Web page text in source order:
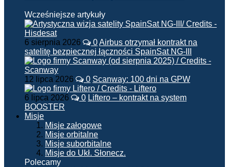
Wcześniejsze artykuły
6 sierpnia 2026 0Airbus otrzymał kontrakt na
satelitę bezpiecznej łączności SpainSat NG-III
12 lipca 2026 0 Scanway: 100 dni na GPW
6 lipca 2026 0 Liftero – kontrakt na system
BOOSTER
Misje
Misje załogowe
Misje orbitalne
Misje suborbitalne
Misje do Ukł. Słonecz.
Polecamy